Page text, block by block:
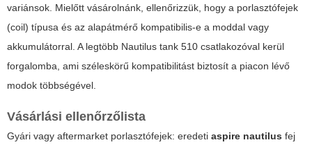
variánsok. Mielőtt vásárolnánk, ellenőrizzük, hogy a porlasztófejek
(coil) típusa és az alapátmérő kompatibilis-e a moddal vagy
akkumulátorral. A legtöbb Nautilus tank 510 csatlakozóval kerül
forgalomba, ami széleskörű kompatibilitást biztosít a piacon lévő
modok többségével.
Vásárlási ellenőrzőlista
Gyári vagy aftermarket porlasztófejek: eredeti aspire nautilus fej